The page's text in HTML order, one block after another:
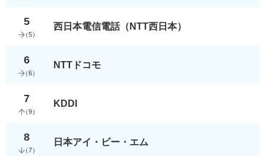
5
（5）
西日本電信電話（NTT西日本）
6
（6）
NTTドコモ
7
（9）
KDDI
8
（7）
日本アイ・ビー・エム